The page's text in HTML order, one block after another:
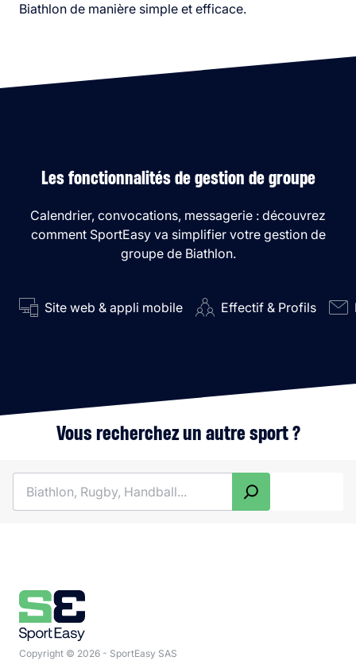
Biathlon de manière simple et efficace.
Les fonctionnalités de gestion de groupe
Calendrier, convocations, messagerie : découvrez
comment SportEasy va simplifier votre gestion de
groupe de Biathlon.
Site web & appli mobile Effectif & Profils
Vous recherchez un autre sport ?
Copyright © 2026 - SportEasy SAS